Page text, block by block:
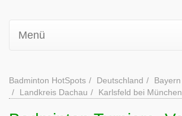
Menü
Badminton HotSpots Deutschland
Bayern
Landkreis Dachau
Karlsfeld bei München